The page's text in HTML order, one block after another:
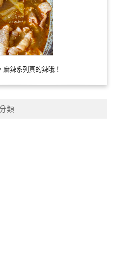
辣系列真的辣哦！
類